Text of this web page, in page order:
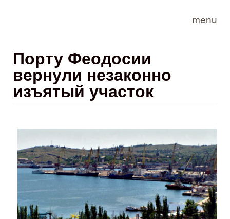
menu
Порту Феодосии
вернули незаконно
изъятый участок